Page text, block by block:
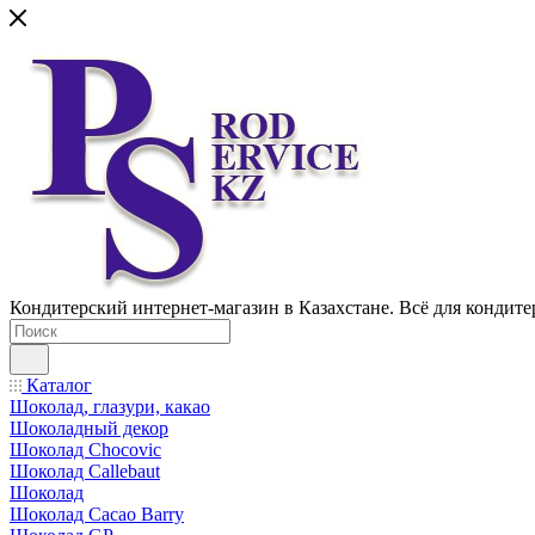
Кондитерский интернет-магазин в Казахстане. Всё для
Каталог
Шоколад, глазури, какао
Шоколадный декор
Шоколад Chocovic
Шоколад Callebaut
Шоколад
Шоколад Cacao Barry